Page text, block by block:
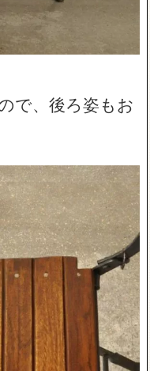
で、後ろ姿もお